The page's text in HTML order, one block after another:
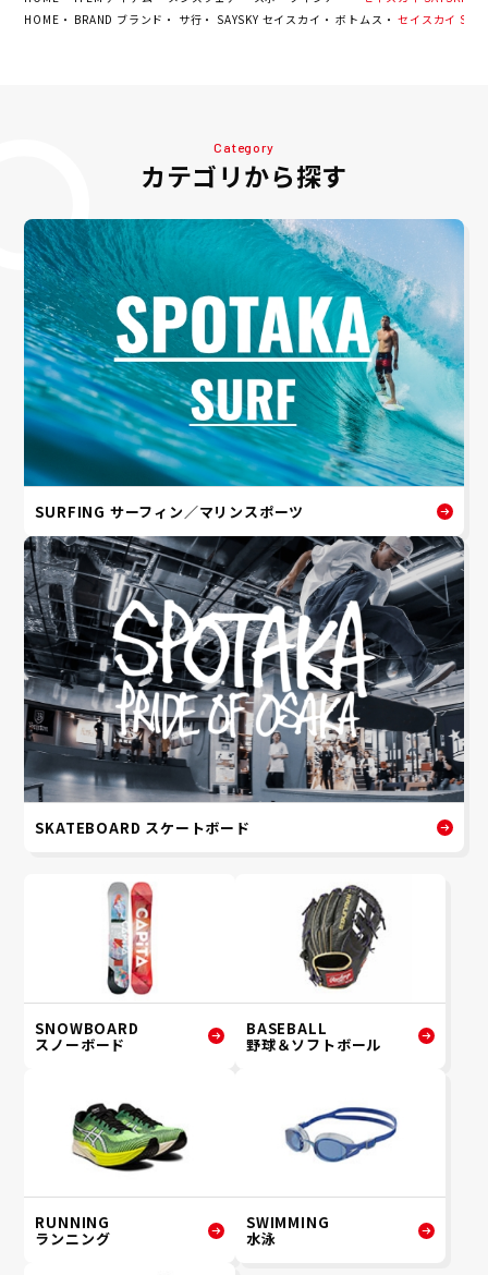
HOME
BRAND ブランド サ行 SAYSKY セイスカイ ボトムス セイスカイ
Category
カテゴリから探す
SURFING サーフィン／マリンスポーツ
SKATEBOARD スケートボード
SNOWBOARD
スノーボード
BASEBALL
野球＆ソフトボール
RUNNING
ランニング
SWIMMING
水泳